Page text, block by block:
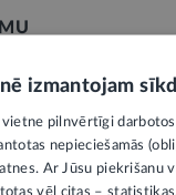
izmantojam
vietne pilnvērtīgi
nepieciešamās
Ar Jūsu piekrišanu
vēl citas –